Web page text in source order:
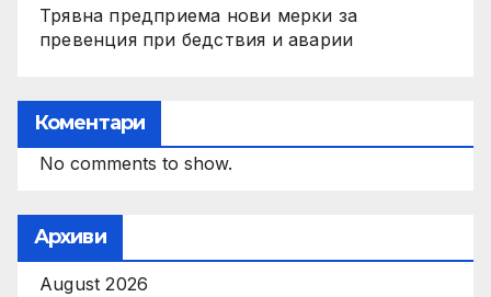
Трявна предприема нови мерки за
превенция при бедствия и аварии
Коментари
No comments to show.
Архиви
August 2026